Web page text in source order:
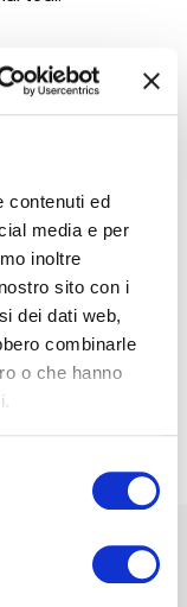
contenuti ed
media e per
inoltre
sito con i
dei dati web,
combinarle
o che hanno
12, 13 del
Esprimo il
B), attività
per il
10x / Innovation